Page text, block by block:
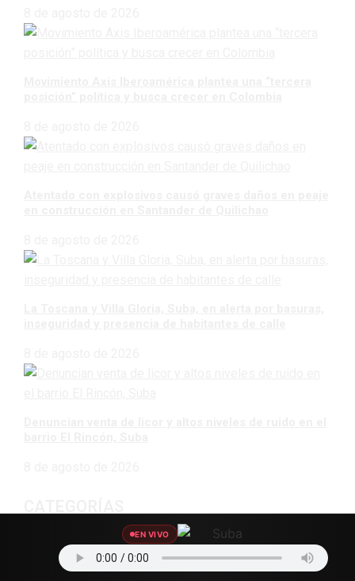
Agro Data45
EN VIVO